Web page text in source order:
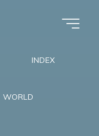
INDEX
WORLD